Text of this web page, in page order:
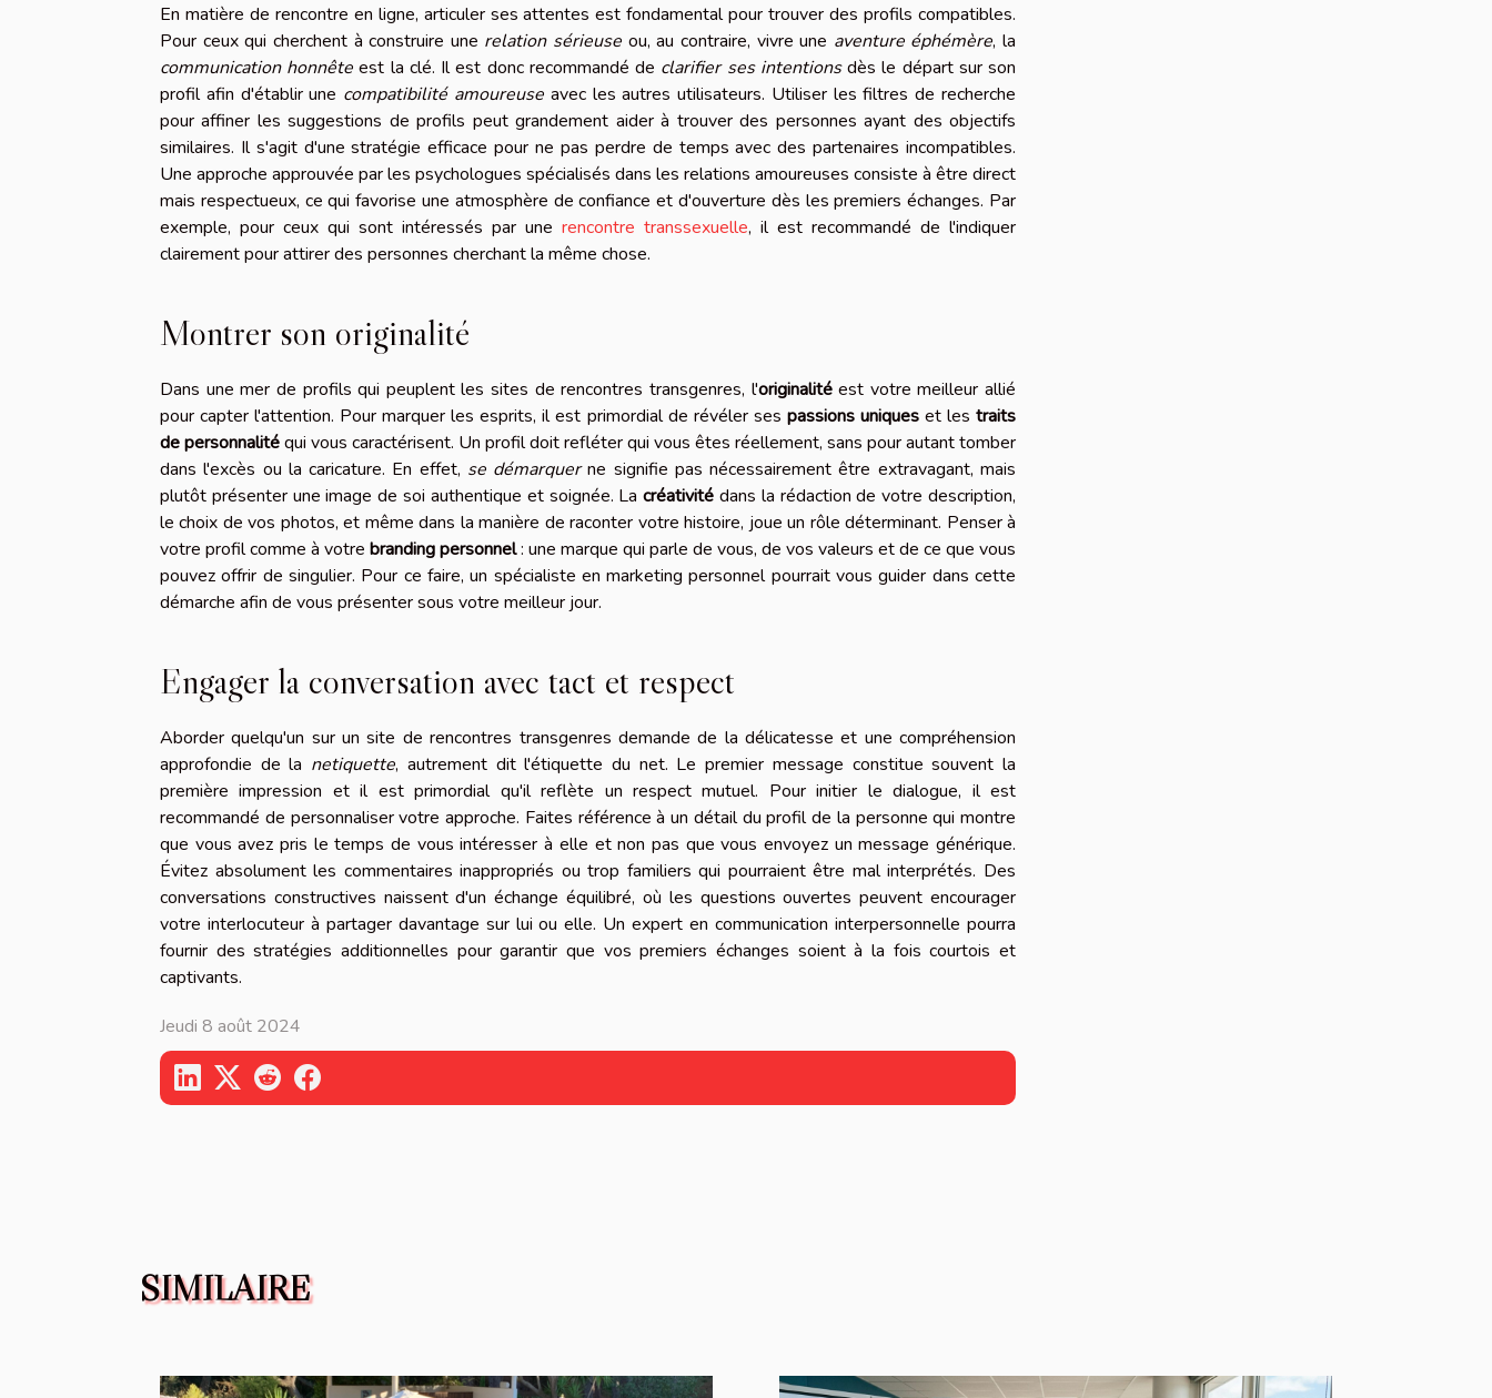
En matière de rencontre en ligne, articuler ses attentes est fondamental pour trouver des profils compatibles.
Pour ceux qui cherchent à construire une relation sérieuse ou, au contraire, vivre une aventure éphémère, la
communication honnête est la clé. Il est donc recommandé de clarifier ses intentionsdès le départ sur son
profil afin d'établir une compatibilité amoureuseavec les autres utilisateurs. Utiliser les filtres de recherche
pour affiner les suggestions de profils peut grandement aider à trouver des personnes ayant des objectifs
similaires. Il s'agit d'une stratégie efficace pour ne pas perdre de temps avec des partenaires incompatibles.
Une approche approuvée par les psychologues spécialisés dans les relations amoureuses consiste à être direct
mais respectueux, ce qui favorise une atmosphère de confiance et d'ouverture dès les premiers échanges. Par
exemple, pour ceux qui sont intéressés par une rencontre transsexuelle, il est recommandé de l'indiquer
clairement pour attirer des personnes cherchant la même chose.
Montrer son originalité
Dans une mer de profils qui peuplent les sites de rencontres transgenres, l'originalitéest votre meilleur allié
pour capter l'attention. Pour marquer les esprits, il est primordial de révéler ses passions uniqueset lestraits
de personnalitéqui vous caractérisent. Un profil doit refléter qui vous êtes réellement, sans pour autant tomber
dans l'excès ou la caricature. En effet, se démarquerne signifie pas nécessairement être extravagant, mais
plutôt présenter une image de soi authentique et soignée. Lacréativité dans la rédaction de votre description,
le choix de vos photos, et même dans la manière de raconter votre histoire, joue un rôle déterminant. Penser à
votre profil comme à votre branding personnel: une marque qui parle de vous, de vos valeurs et de ce que vous
pouvez offrir de singulier. Pour ce faire, un spécialiste en marketing personnel pourrait vous guider dans cette
démarche afin de vous présenter sous votre meilleur jour.
Engager la conversation avec tact et respect
Aborder quelqu'un sur un site de rencontres transgenres demande de la délicatesse et une compréhension
approfondie de la netiquette, autrement dit l'étiquette du net. Le premier message constitue souvent la
première impression et il est primordial qu'il reflète un respect mutuel. Pour initier le dialogue, il est
recommandé de personnaliser votre approche. Faites référence à un détail du profil de la personne qui montre
que vous avez pris le temps de vous intéresser à elle et non pas que vous envoyez un message générique.
Évitez absolument les commentaires inappropriés ou trop familiers qui pourraient être mal interprétés. Des
conversations constructives naissent d'un échange équilibré, où les questions ouvertes peuvent encourager
votre interlocuteur à partager davantage sur lui ou elle. Un expert en communication interpersonnelle pourra
fournir des stratégies additionnelles pour garantir que vos premiers échanges soient à la fois courtois et
captivants.
Jeudi 8 août 2024
SIMILAIRE